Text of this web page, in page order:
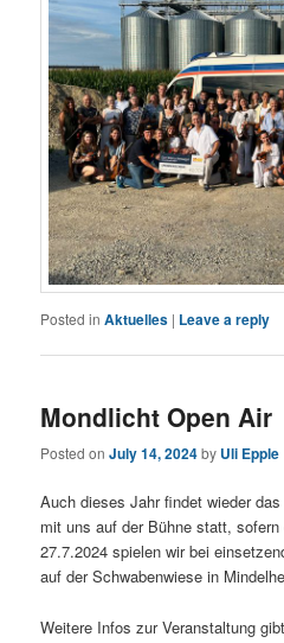
Posted in Aktuelles | Leave a reply
Mondlicht Open Air
Posted onJuly 14, 2024by Uli Epple
Auch dieses Jahr findet wieder
mit uns auf der Bühne statt,
27.7.2024 spielen wir bei
auf der Schwabenwiese in
Weitere Infos zur Veranstaltung